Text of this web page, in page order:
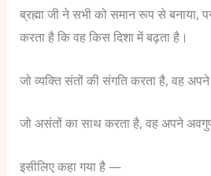
ब्रह्मा जी ने सभी को समान रूप से बनाया,
करता है कि वह किस दिशा में बढ़ता है।
जो व्यक्ति संतों की संगति करता है, वह
जो असंतों का साथ करता है, वह अपने
इसीलिए कहा गया है —